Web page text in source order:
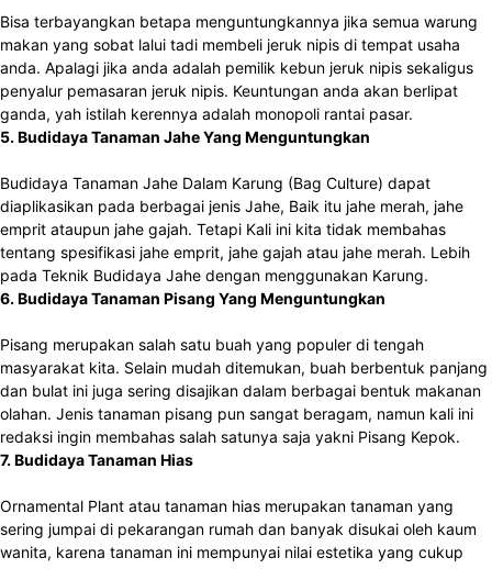
Bisa terbayangkan betapa menguntungkannya jika semua warung
makan yang sobat lalui tadi membeli jeruk nipis di tempat usaha
anda. Apalagi jika anda adalah pemilik kebun jeruk nipis sekaligus
penyalur pemasaran jeruk nipis. Keuntungan anda akan berlipat
ganda, yah istilah kerennya adalah monopoli rantai pasar.
5. Budidaya Tanaman Jahe Yang Menguntungkan
Budidaya Tanaman Jahe Dalam Karung (Bag Culture) dapat
diaplikasikan pada berbagai jenis Jahe, Baik itu jahe merah, jahe
emprit ataupun jahe gajah. Tetapi Kali ini kita tidak membahas
tentang spesifikasi jahe emprit, jahe gajah atau jahe merah. Lebih
pada Teknik Budidaya Jahe dengan menggunakan Karung.
6. Budidaya Tanaman Pisang Yang Menguntungkan
Pisang merupakan salah satu buah yang populer di tengah
masyarakat kita. Selain mudah ditemukan, buah berbentuk panjang
dan bulat ini juga sering disajikan dalam berbagai bentuk makanan
olahan. Jenis tanaman pisang pun sangat beragam, namun kali ini
redaksi ingin membahas salah satunya saja yakni Pisang Kepok.
7. Budidaya Tanaman Hias
Ornamental Plant atau tanaman hias merupakan tanaman yang
sering jumpai di pekarangan rumah dan banyak disukai oleh kaum
wanita, karena tanaman ini mempunyai nilai estetika yang cukup